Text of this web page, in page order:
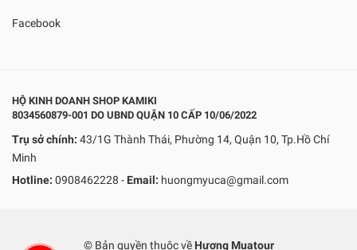
Facebook
HỘ KINH DOANH SHOP KAMIKI
8034560879-001 DO UBND QUẬN 10 CẤP 10/06/2022
Trụ sở chính: 43/1G Thành Thái, Phường 14, Quận 10, Tp.Hồ Chí
Minh
Hotline: 0908462228 - Email: huongmyuca@gmail.com
© Bản quyền thuộc về Hương Muatour